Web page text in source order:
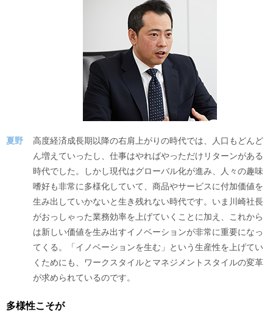
夏野
高度経済成長期以降の右肩上がりの時代では、人口もどんど
ん増えていったし、仕事はやればやっただけリターンがある
時代でした。しかし現代はグローバル化が進み、人々の趣味
嗜好も非常に多様化していて、商品やサービスに付加価値を
生み出していかないと生き残れない時代です。いま川崎社長
がおっしゃった業務効率を上げていくことに加え、これから
は新しい価値を生み出すイノベーションが非常に重要になっ
てくる。「イノベーションを生む」という生産性を上げてい
くためにも、ワークスタイルとマネジメントスタイルの変革
が求められているのです。
多様性こそが